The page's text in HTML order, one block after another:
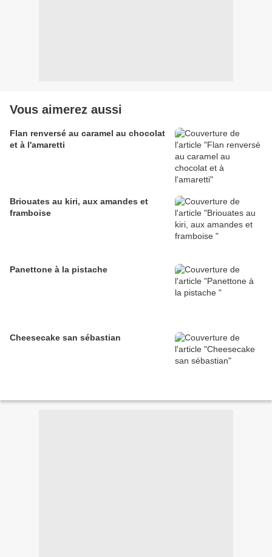
Vous aimerez aussi
Flan renversé au caramel au chocolat
et à l'amaretti
Briouates au kiri, aux amandes et
framboise
Panettone à la pistache
Cheesecake san sébastian